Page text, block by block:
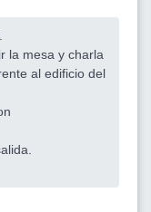
la mesa y charla
al edificio del